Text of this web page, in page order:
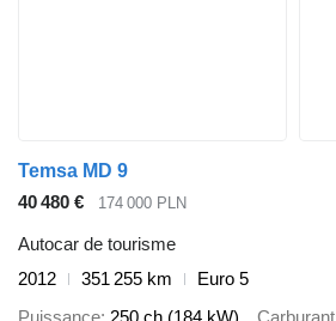
Temsa MD 9
40 480 €
174 000 PLN
Autocar de tourisme
2012
351 255 km
Euro 5
Puissance 250 ch (184 kW) Carburant